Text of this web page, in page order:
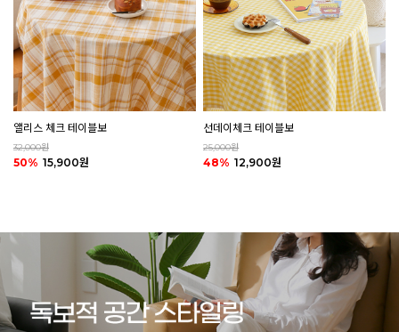
앨리스 체크 테이블보
32,000원
50% 15,900원
선데이체크 테이블보
25,000원
48% 12,900원